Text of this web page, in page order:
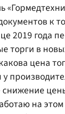
к
2019 года
торги в
цена
снижение
на